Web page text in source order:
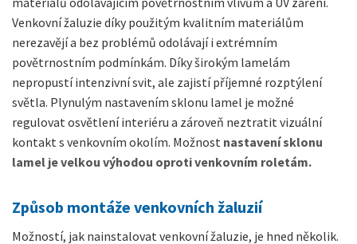
Venkovní žaluzie díky použitým kvalitním materiálům
nerezavějí a bez problémů odolávají i extrémním
povětrnostním podmínkám. Díky širokým lamelám
nepropustí intenzivní svit, ale zajistí příjemné rozptýlení
světla. Plynulým nastavením sklonu lamel je možné
regulovat osvětlení interiéru a zároveň neztratit vizuální
kontakt s venkovním okolím. Možnost nastavení sklonu
lamel je velkou výhodou oproti venkovním roletám.
Způsob montáže venkovních žaluzií
Možností, jak nainstalovat venkovní žaluzie, je hned několik.